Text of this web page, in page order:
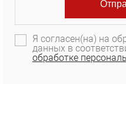
Я согласен(на) на
данных в
обработке